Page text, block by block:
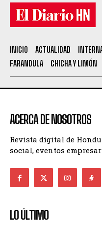
INICIO ACTUALIDAD
FARANDULA
CHICHA Y LIMÓN
ACERCA DE NOSOTROS
Revista digital de
social, eventos
LO ÚLTIMO